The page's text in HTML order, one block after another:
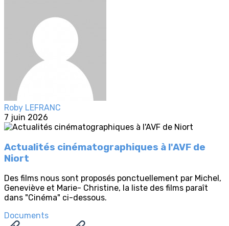
Roby LEFRANC
7 juin 2026
Actualités cinématographiques à l'AVF de
Niort
Des films nous sont proposés ponctuellement par Michel,
Geneviève et Marie- Christine, la liste des films paraît
dans "Cinéma" ci-dessous.
Documents